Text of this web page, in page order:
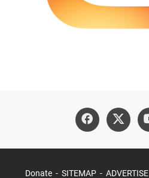
Donate SITEMAP ADVERTISE